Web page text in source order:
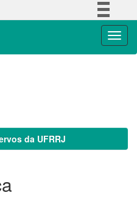
da UFRRJ